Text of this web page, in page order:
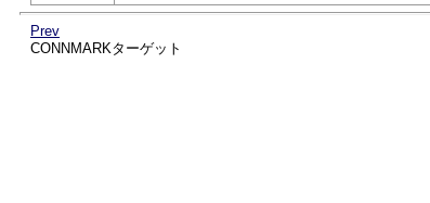
Prev
CONNMARKターゲット